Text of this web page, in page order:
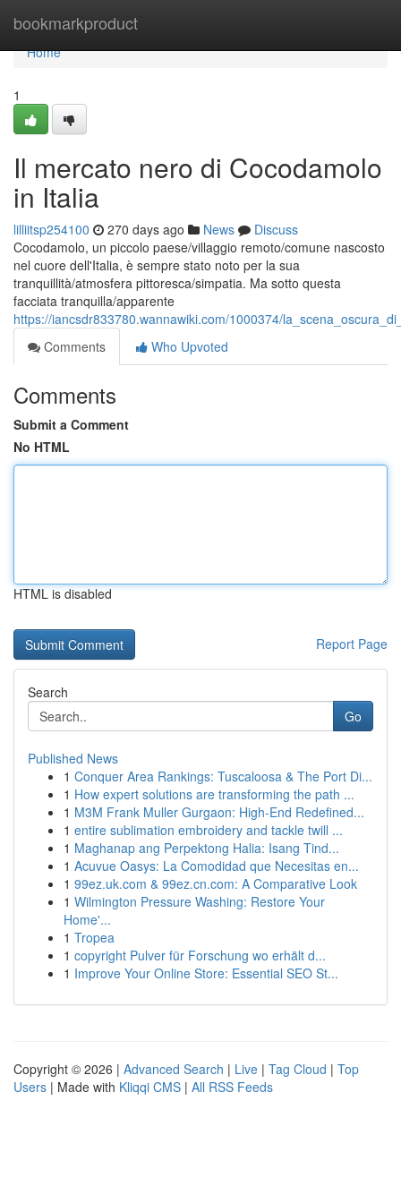
bookmarkproduct
Home
Home
1
Il mercato nero di Cocodamolo
in Italia
lilliitsp254100 270 days ago News
Discuss
Cocodamolo, un piccolo paese/villaggio remoto/comune nascosto
nel cuore dell'Italia, è sempre stato noto per la sua
tranquillità/atmosfera pittoresca/simpatia. Ma sotto questa
facciata tranquilla/apparente
https://iancsdr833780.wannawiki.com/1000374/
Comments
Who Upvoted
Comments
Submit a Comment
No HTML
HTML is disabled
Report Page
Search
Go
Published News
1 Conquer Area Rankings: Tuscaloosa & The Port Di...
1 How expert solutions are transforming the path ...
1 M3M Frank Muller Gurgaon: High-End Redefined...
1 entire sublimation embroidery and tackle twill ...
1 Maghanap ang Perpektong Halia: Isang Tind...
1 Acuvue Oasys: La Comodidad que Necesitas en...
1 99ez.uk.com & 99ez.cn.com: A Comparative Look
1 Wilmington Pressure Washing: Restore Your
Home'...
1 Tropea
1 copyright Pulver für Forschung wo erhält d...
1 Improve Your Online Store: Essential SEO St...
Copyright © 2026 | Advanced Search | Live | Tag Cloud | Top
Users | Made with Kliqqi CMS | All RSS Feeds